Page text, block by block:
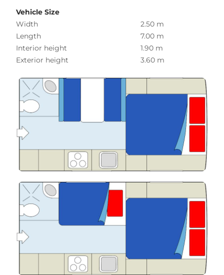
Vehicle Size
Width
2.50 m
Length
7.00 m
Interior height
1.90 m
Exterior height
3.60 m